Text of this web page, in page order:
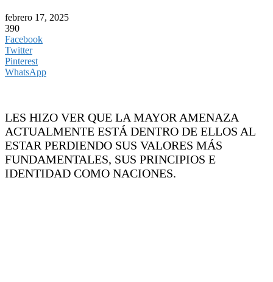
febrero 17, 2025
390
Facebook
Twitter
Pinterest
WhatsApp
LES HIZO VER QUE LA MAYOR AMENAZA
ACTUALMENTE ESTÁ DENTRO DE ELLOS AL
ESTAR PERDIENDO SUS VALORES MÁS
FUNDAMENTALES, SUS PRINCIPIOS E
IDENTIDAD COMO NACIONES.